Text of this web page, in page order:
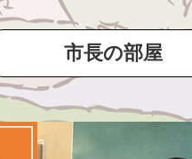
市長の部屋